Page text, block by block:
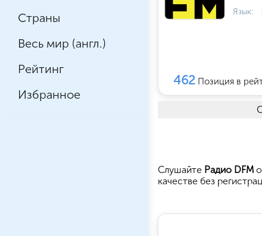
Страны
Весь мир (англ.)
Рейтинг
Избранное
Язык:
462 Позиция в
Cлушайте Радио DFM
качестве без